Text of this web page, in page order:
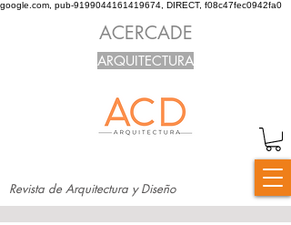
google.com, pub-9199044161419674, DIRECT, f08c47fec0942fa0
Revista de Arquitectura y Diseño
ACERCADE
ARQUITECTURA